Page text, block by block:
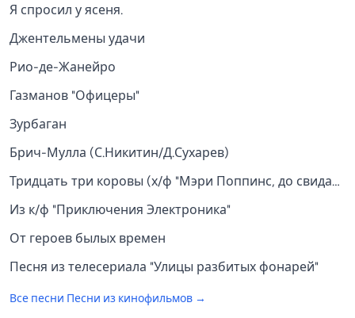
Я спросил у ясеня.
Джентельмены удачи
Рио-де-Жанейро
Газманов "Офицеры"
Зурбаган
Брич-Мулла (С.Никитин/Д.Сухарев)
Тридцать три коровы (х/ф "Мэри Поппинс, до
Из к/ф "Приключения Электроника"
От героев былых времен
Песня из телесериала "Улицы разбитых фонарей"
Все песни Песни из кинофильмов →